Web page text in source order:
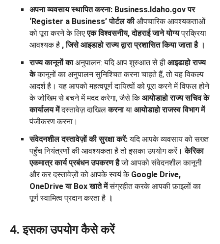
अपना व्यवसाय स्थापित करना: Business.Idaho.gov पर
‘Register a Business’ पोर्टल कीऔपचारिक आवश्यकताओं
को पूरा करने के लिएएक विश्वसनीय, दोहराई जाने योग्यप्रक्रिया
आवश्यक है , जिसे आइडाहो राज्य द्वारा प्रशासित किया जाता है ।
राज्य कानूनों काअनुपालन: यदि आप शुरुआत से ही आइडाहो राज्य
केकानूनों का अनुपालन सुनिश्चित करना चाहते हैं, तो यह विकल्प
आदर्श है। यह आपको महत्वपूर्ण दायित्वों को पूरा करने में विफल होने
के जोखिम से बचने में मदद करेगा, जैसे किआयोडाहो राज्य सचिव के
कार्यालय मेंदस्तावेज़ दाखिलकरनाया आयोडाहो राजस्व विभाग में
पंजीकरण करना।
संवेदनशील दस्तावेज़ों की सुरक्षा करें:यदि आपके व्यवसाय को सख्त
पहुँच नियंत्रणों की आवश्यकता है तो इसका उपयोग करें।केरिका
एकमात्र कार्य प्रबंधन उपकरण हैजो आपको संवेदनशील कानूनी
और कर दस्तावेज़ों को आपके स्वयं के Google Drive,
OneDrive या Box खाते मेंसंग्रहीत करके आपकी फ़ाइलों का
पूर्ण स्वामित्व प्रदान करता है ।
4. इसका उपयोग कैसे करें